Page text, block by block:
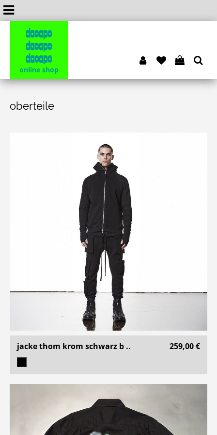
dacapo
dacapo
dacapo
online shop
oberteile
jacke thom krom schwarz b .. 259,00 €